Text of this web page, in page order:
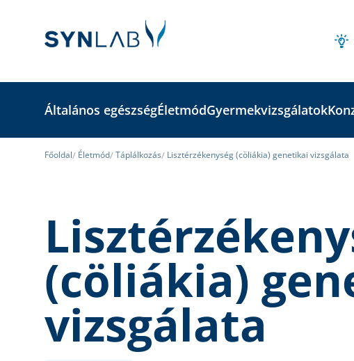
Általános egészségÉletmódGyermekvizsgálatok
Főoldal Életmód Táplálkozás Lisztérzékenység (cöliákia) genetikai vizsgálata
(cöliákia)
vizsgálata